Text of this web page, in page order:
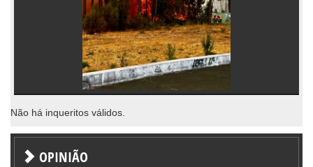
Não há inqueritos válidos.
OPINIÃO